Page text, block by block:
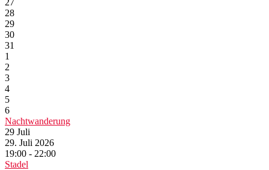
27
28
29
30
31
1
2
3
4
5
6
Nachtwanderung
29 Juli
29. Juli 2026
19:00 - 22:00
Stadel